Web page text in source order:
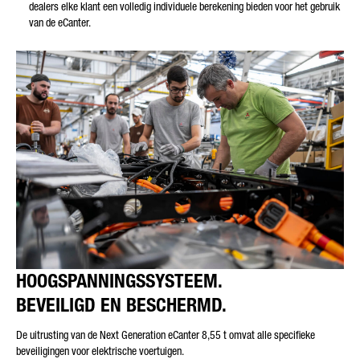
dealers elke klant een volledig individuele berekening bieden voor het gebruik
van de eCanter.
HOOGSPANNINGSSYSTEEM.
BEVEILIGD EN BESCHERMD.
De uitrusting van de Next Generation eCanter 8,55 t omvat alle specifieke
beveiligingen voor elektrische voertuigen.